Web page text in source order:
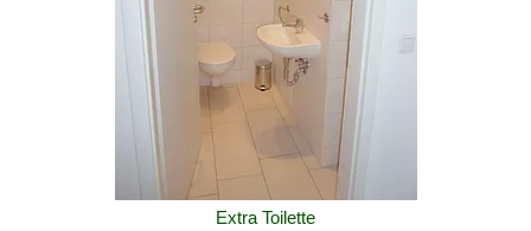
Extra Toilette